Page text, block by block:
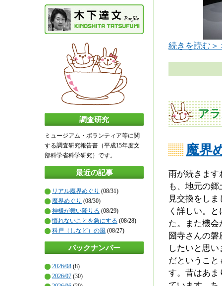
調査研究
ミュージアム・ボランティア等に関
する調査研究報告書（平成15年度文
部科学省科学研究）です。
最近の記事
リアル魔界めぐり (08/31)
魔界めぐり (08/30)
神様が舞い降りる (08/29)
慣れないことを急にする (08/28)
科戸（しなど）の風 (08/27)
バックナンバー
2026/08 (8)
2026/07 (30)
続きを読む＞
ア
魔界
雨が続きま
も、地元の
見交換をし
く詳しい。
た。また機
圀寺さんの
したいと思
だというこ
す。昔はあま